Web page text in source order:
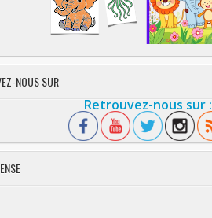
NOUS SUR
Retrouvez-nous sur :